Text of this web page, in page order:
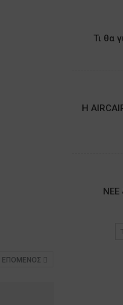
ΕΠΌΜΕΝΟΣ
Τι θα
Η
ΝΕΕ